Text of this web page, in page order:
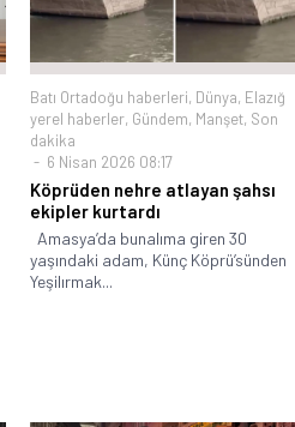
Batı Ortadoğu haberleri, Dünya, Elazığ
yerel haberler, Gündem, Manşet, Son
dakika
6 Nisan 2026 08:17
Köprüden nehre atlayan şahsı
ekipler kurtardı
Amasya’da bunalıma giren 30
yaşındaki adam, Künç Köprü’sünden
Yeşilırmak...